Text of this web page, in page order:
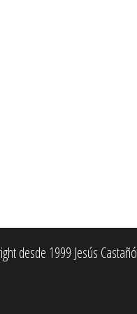
desde 1999 Jesús